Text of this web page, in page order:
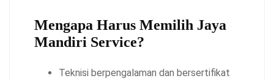
Mengapa Harus Memilih Jaya
Mandiri Service?
Teknisi berpengalaman dan bersertifikat